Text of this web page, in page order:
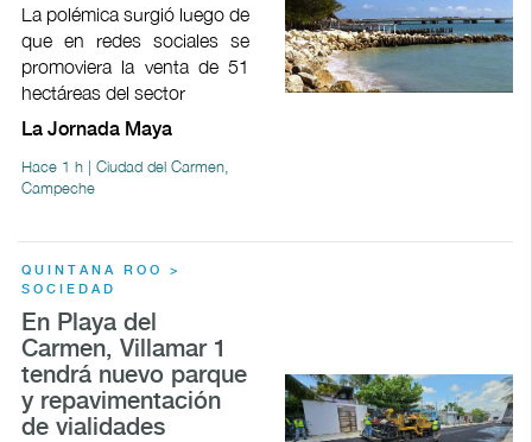
La polémica surgió luego de
que en redes sociales se
promoviera la venta de 51
hectáreas del sector
La Jornada Maya
Hace 1 h | Ciudad del Carmen,
Campeche
QUINTANA ROO >
SOCIEDAD
En Playa del
Carmen, Villamar 1
tendrá nuevo parque
y repavimentación
de vialidades